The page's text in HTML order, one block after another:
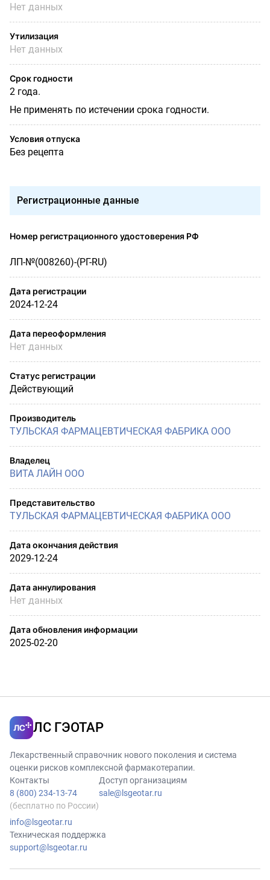
Нет данных
Утилизация
Нет данных
Срок годности
2 года.
Не применять по истечении срока годности.
Условия отпуска
Без рецепта
Регистрационные данные
Номер регистрационного удостоверения РФ
ЛП-№(008260)-(РГ-RU)
Дата регистрации
2024-12-24
Дата переоформления
Нет данных
Статус регистрации
Действующий
Производитель
ТУЛЬСКАЯ ФАРМАЦЕВТИЧЕСКАЯ ФАБРИКА ООО
Владелец
ВИТА ЛАЙН ООО
Представительство
ТУЛЬСКАЯ ФАРМАЦЕВТИЧЕСКАЯ ФАБРИКА ООО
Дата окончания действия
2029-12-24
Дата аннулирования
Нет данных
Дата обновления информации
2025-02-20
ЛС ГЭОТАР
Лекарственный справочник нового поколения и система
оценки рисков комплексной фармакотерапии.
Контакты
8 (800) 234-13-74
(бесплатно по России)
info@lsgeotar.ru
Доступ организациям
sale@lsgeotar.ru
Техническая поддержка
support@lsgeotar.ru